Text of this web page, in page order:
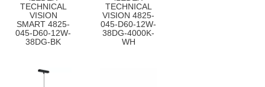
TECHNICAL
VISION
SMART 4825-
045-D60-12W-
38DG-BK
TECHNICAL
VISION 4825-
045-D60-12W-
38DG-4000K-
WH